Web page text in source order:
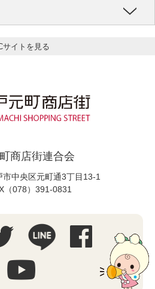
サイトを見る
商店街連合会
中央区元町通3丁目13-1
（078）391-0831